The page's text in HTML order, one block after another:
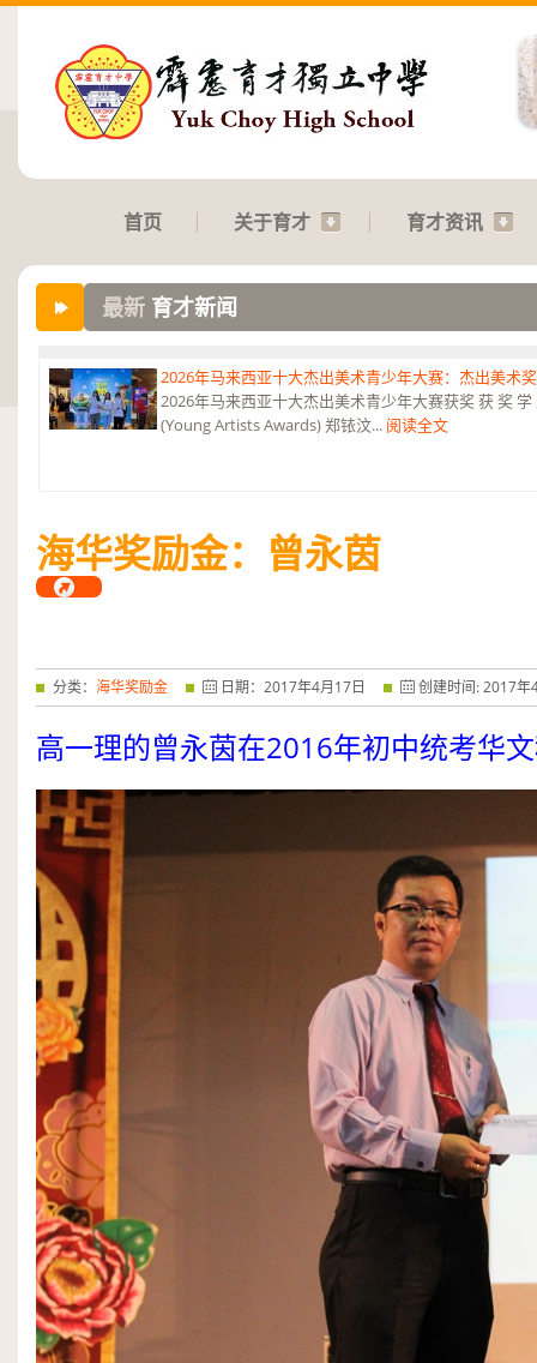
首页 关于育才 育才资讯
最新 育才新闻
恭贺本校庄浩霖同学荣获第六届“中华翰墨情”佛港澳台侨
——特优奖... 阅读全文
2026年马来西亚十大杰出美术青少年大赛：杰出美术
2026年马来西亚十大杰出美术青少年大赛获奖 获 奖
(Young Artists Awards) 郑铱汶... 阅读全文
海华奖励金：曾永茵
分类： 海华奖励金 日期： 2017年4月17日 创建时间:2017年
高一理的曾永茵在2016年初中统考华